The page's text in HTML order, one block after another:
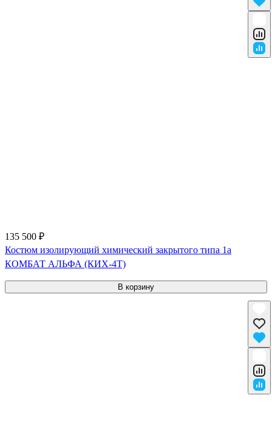
135 500 ₽
Костюм изолирующий химический закрытого типа 1a
КОМБАТ АЛЬФА (КИХ-4Т)
В корзину